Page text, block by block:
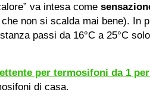
va intesa come
non si scalda mai bene). In
passi da 16°C a 25°C
per termosifoni da 1
di casa.